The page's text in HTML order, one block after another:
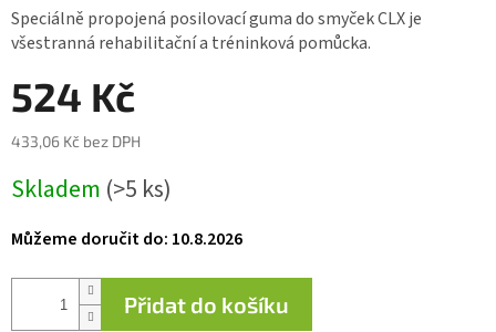
produktu
je
0,0
hvězdiček.
Speciálně propojená posilovací guma do smyček CLX je
všestranná rehabilitační a tréninková pomůcka.
524 Kč
433,06 Kč bez DPH
cena:
Skladem (>5 ks)
Můžeme doručit do: 10.8.2026
Přidat do košíku